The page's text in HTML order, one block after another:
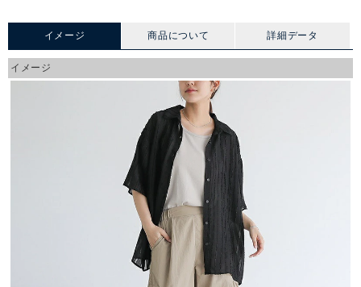
イメージ 商品について 詳細データ
イメージ